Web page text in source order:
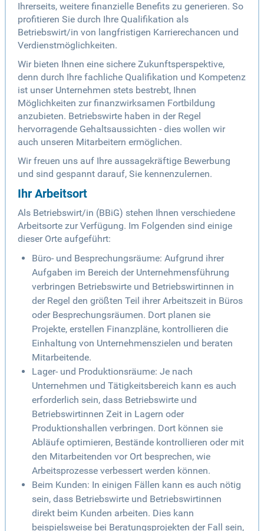
Ihrerseits, weitere finanzielle Benefits zu generieren. So
profitieren Sie durch Ihre Qualifikation als
Betriebswirt/in von langfristigen Karrierechancen und
Verdienstmöglichkeiten.
Wir bieten Ihnen eine sichere Zukunftsperspektive,
denn durch Ihre fachliche Qualifikation und Kompetenz
ist unser Unternehmen stets bestrebt, Ihnen
Möglichkeiten zur finanzwirksamen Fortbildung
anzubieten. Betriebswirte haben in der Regel
hervorragende Gehaltsaussichten - dies wollen wir
auch unseren Mitarbeitern ermöglichen.
Wir freuen uns auf Ihre aussagekräftige Bewerbung
und sind gespannt darauf, Sie kennenzulernen.
Ihr Arbeitsort
Als Betriebswirt/in (BBiG) stehen Ihnen verschiedene
Arbeitsorte zur Verfügung. Im Folgenden sind einige
dieser Orte aufgeführt:
Büro- und Besprechungsräume: Aufgrund ihrer
Aufgaben im Bereich der Unternehmensführung
verbringen Betriebswirte und Betriebswirtinnen in
der Regel den größten Teil ihrer Arbeitszeit in Büros
oder Besprechungsräumen. Dort planen sie
Projekte, erstellen Finanzpläne, kontrollieren die
Einhaltung von Unternehmenszielen und beraten
Mitarbeitende.
Lager- und Produktionsräume: Je nach
Unternehmen und Tätigkeitsbereich kann es auch
erforderlich sein, dass Betriebswirte und
Betriebswirtinnen Zeit in Lagern oder
Produktionshallen verbringen. Dort können sie
Abläufe optimieren, Bestände kontrollieren oder mit
den Mitarbeitenden vor Ort besprechen, wie
Arbeitsprozesse verbessert werden können.
Beim Kunden: In einigen Fällen kann es auch nötig
sein, dass Betriebswirte und Betriebswirtinnen
direkt beim Kunden arbeiten. Dies kann
beispielsweise bei Beratungsprojekten der Fall sein,